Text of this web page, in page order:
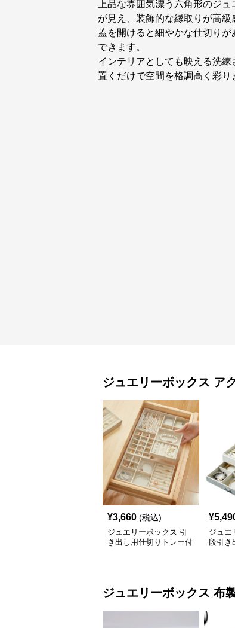
上品な雰囲気漂う六角形のジ
が見え、装飾的な縁取りが高級
蓋を開けると細やかな仕切り
できます。
インテリアとしても映える洗
置くだけで空間を格調高く彩り
ジュエリーボックス ア
¥3,660 (税込)
ジュエリーボックス 引
き出し用仕切りトレー付
¥
ジュエ
段引き
ジュエリーボックス 布